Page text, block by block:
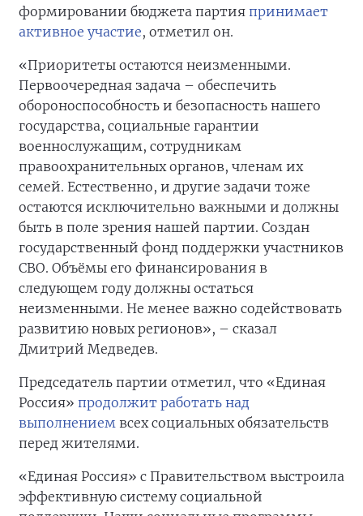
формировании бюджета партия принимает
активное участие, отметил он.
«Приоритеты остаются неизменными.
Первоочередная задача – обеспечить
обороноспособность и безопасность нашего
государства, социальные гарантии
военнослужащим, сотрудникам
правоохранительных органов, членам их
семей. Естественно, и другие задачи тоже
остаются исключительно важными и должны
быть в поле зрения нашей партии. Создан
государственный фонд поддержки участников
СВО. Объёмы его финансирования в
следующем году должны остаться
неизменными. Не менее важно содействовать
развитию новых регионов», – сказал
Дмитрий Медведев.
Председатель партии отметил, что «Единая
Россия» продолжит работать над
выполнением всех социальных обязательств
перед жителями.
«Единая Россия» с Правительством выстроила
эффективную систему социальной